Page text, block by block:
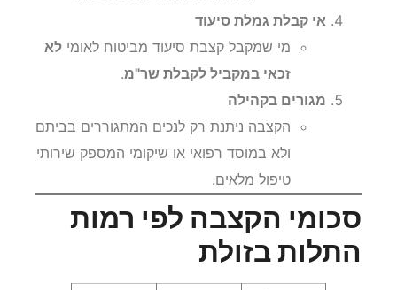
אי קבלת גמלת סיעוד
מי שמקבל קצבת סיעוד מביטוח לאומי לא
זכאי במקביל לקבלת שר"מ.
מגורים בקהילה
הקצבה ניתנת רק לנכים המתגוררים בביתם
ולא במוסד רפואי או שיקומי המספק שירותי
טיפול מלאים.
סכומי הקצבה לפי רמות
התלות בזולת